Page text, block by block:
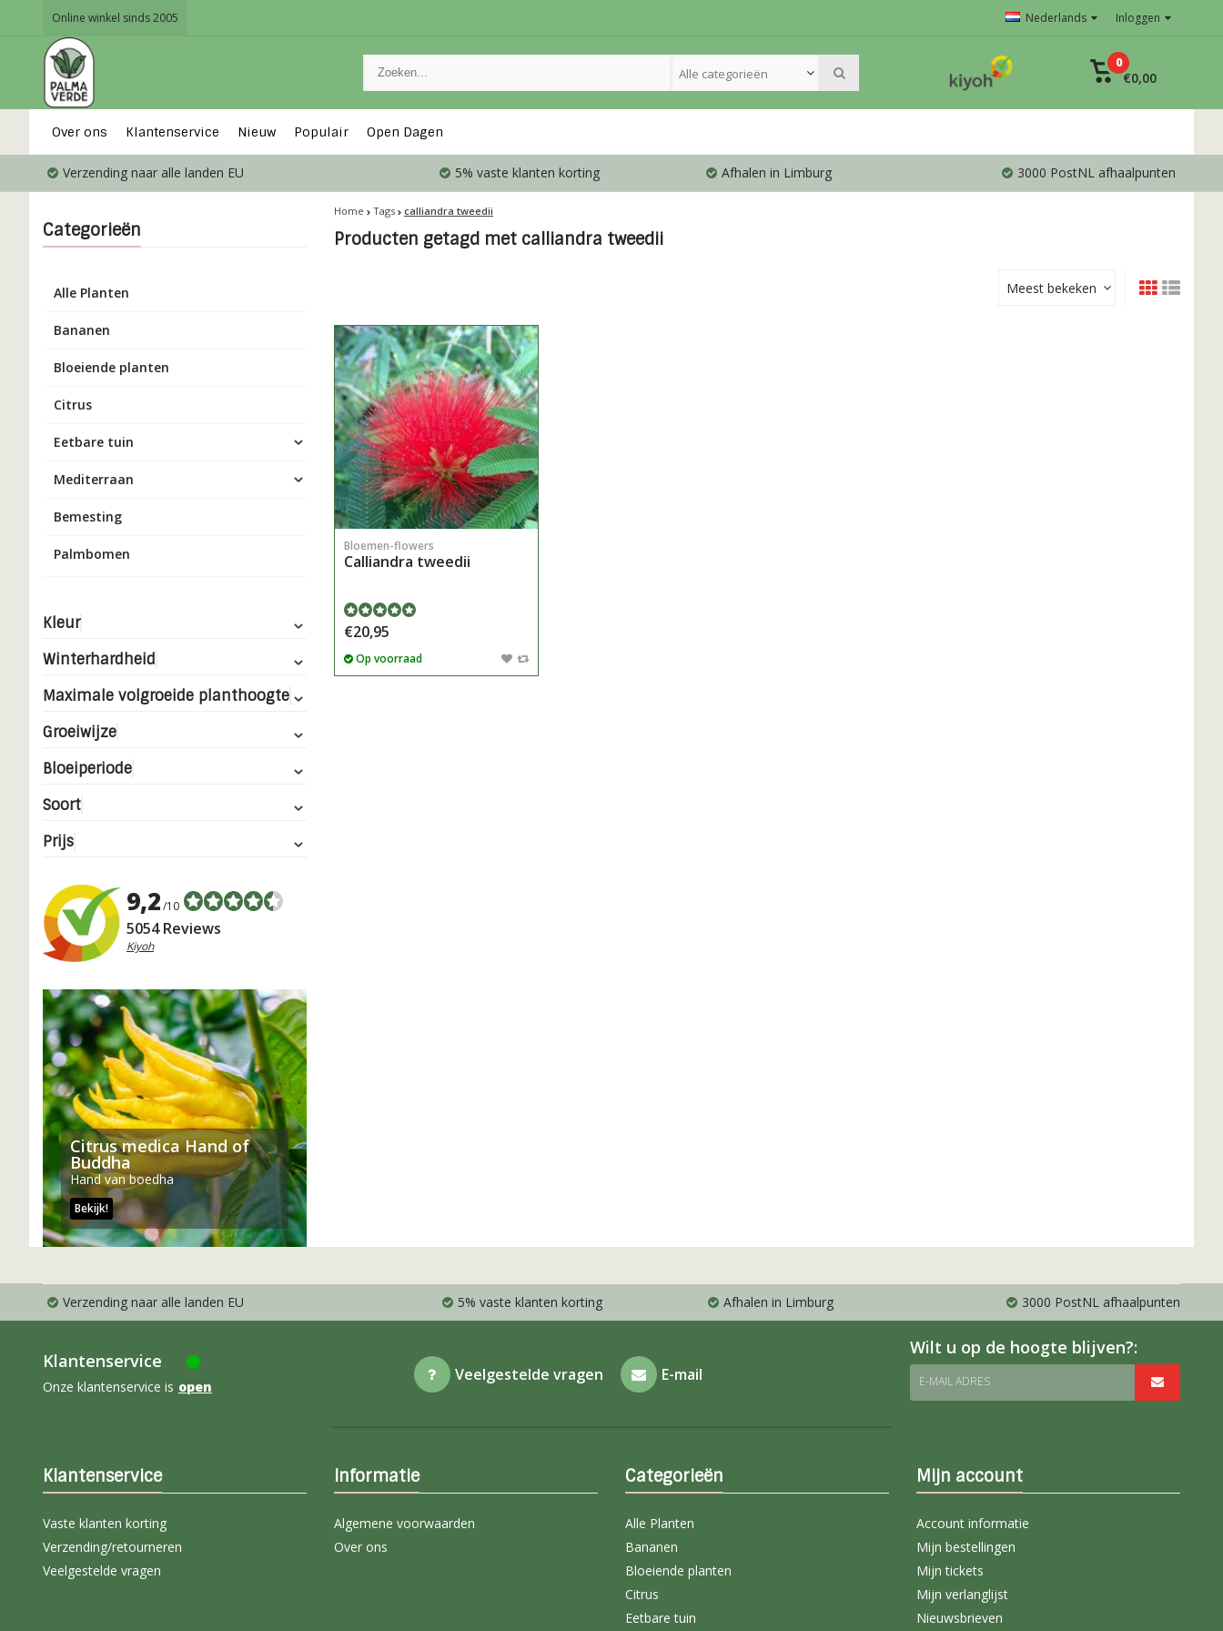
Online winkel sinds 2005 Nederlands Inloggen
Alle categorieën
0
€0,00
Over ons Klantenservice Nieuw Populair Open Dagen
Verzending naar alle landen EU 5% vaste klanten korting Afhalen in Limburg 3000 PostNL afhaalpunten
Categorieën
Alle Planten
Bananen
Bloeiende planten
Citrus
Eetbare tuin
Mediterraan
Bemesting
Palmbomen
Kleur
Winterhardheid
Maximale volgroeide planthoogte
Groeiwijze
Bloeiperiode
Soort
Prijs
9,2/10
5054 Reviews
Kiyoh
Citrus medica Hand of
Buddha
Hand van boedha
Bekijk!
Home Tags calliandra tweedii
Producten getagd met calliandra tweedii
Meest bekeken
Bloemen-flowers
Calliandra tweedii
€20,95
Op voorraad
Verzending naar alle landen EU 5% vaste klanten korting Afhalen in Limburg 3000 PostNL afhaalpunten
Klantenservice
Onze klantenservice is open
Veelgestelde vragen E-mail
Wilt u op de hoogte blijven?:
E-MAIL ADRES
Klantenservice
Vaste klanten korting
Verzending/retourneren
Veelgestelde vragen
Informatie
Algemene voorwaarden
Over ons
Categorieën
Alle Planten
Bananen
Bloeiende planten
Citrus
Eetbare tuin
Mijn account
Account informatie
Mijn bestellingen
Mijn tickets
Mijn verlanglijst
Nieuwsbrieven